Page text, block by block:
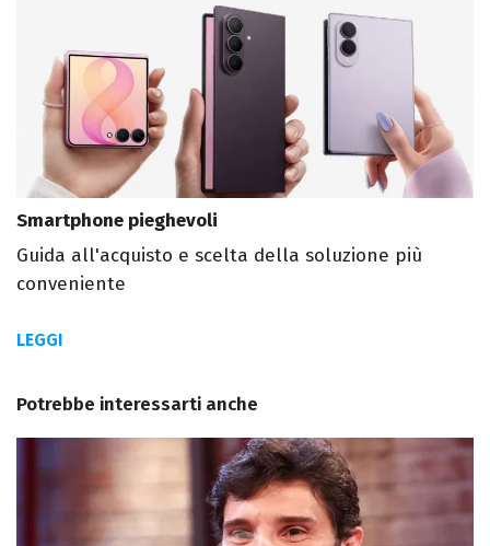
Smartphone pieghevoli
Guida all'acquisto e scelta della soluzione più
conveniente
LEGGI
Potrebbe interessarti anche